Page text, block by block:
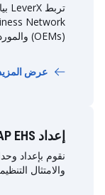
(OEMs) والموردين والشركاء.
عرض
إعداد SAP EHS وإدارة المخاطر التشغيلية
والامتثال